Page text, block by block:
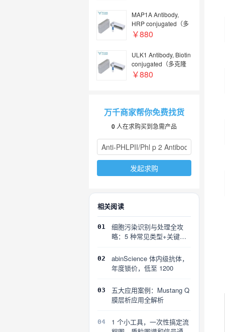
MAP1A Antibody,
HRP conjugated（多
克隆抗体；HRP偶
￥880
ULK1 Antibody, Biotin
conjugated（多克隆
抗体；Biotin偶联）
￥880
万千商家帮你免费找货
0 人在求购买到急需产品
发起求购
相关阅读
01
细胞污染识别与处理全攻
略：5 种常见类型+关键误
02
abinScience 体内级抗体，
年度锁价，低至 1200
03
五大应用案例：Mustang Q
膜层析应用全解析
04
1 个小工具，一次性搞定流